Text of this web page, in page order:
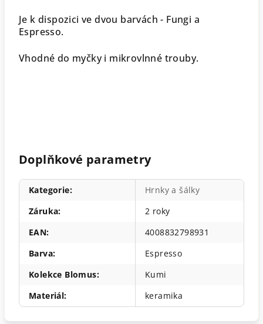
Je k dispozici ve dvou barvách - Fungi a
Espresso.
Vhodné do myčky i mikrovlnné trouby.
Doplňkové parametry
Kategorie:
Hrnky a šálky
Záruka:
2 roky
EAN:
4008832798931
Barva:
Espresso
Kolekce Blomus:
Kumi
Materiál: keramika